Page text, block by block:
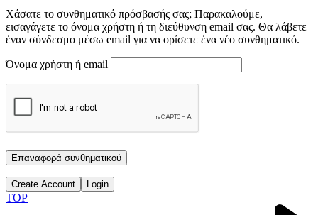
Χάσατε το συνθηματικό πρόσβασής σας; Παρακαλούμε,
εισαγάγετε το όνομα χρήστη ή τη διεύθυνση email σας. Θα λάβετε
έναν σύνδεσμο μέσω email για να ορίσετε ένα νέο συνθηματικό.
Όνομα χρήστη ή email
Επαναφορά συνθηματικού
Create Account Login
TOP